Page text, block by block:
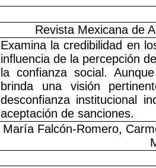
Revista Mexicana de
Examina la credibilidad en
influencia de la percepción
la confianza social.
brinda una visión
desconfianza institucional
aceptación de sanciones.
María Falcón-Romero,